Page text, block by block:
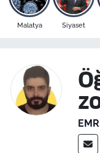
Malatya Siyaset
Bölge
Resmi İlanlar
Süper Lig
Son Dakika
Haber Arşivi